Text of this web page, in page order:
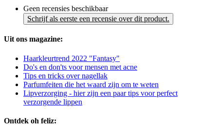
Geen recensies beschikbaar
Schrijf als eerste een recensie over dit product.
Uit ons magazine:
Haarkleurtrend 2022 "Fantasy"
Do's en don'ts voor mensen met acne
Tips en tricks over nagellak
Parfumfeiten die het waard zijn om te weten
Lipverzorging - hier zijn een paar tips voor perfect
verzorgende lippen
Ontdek oh feliz: